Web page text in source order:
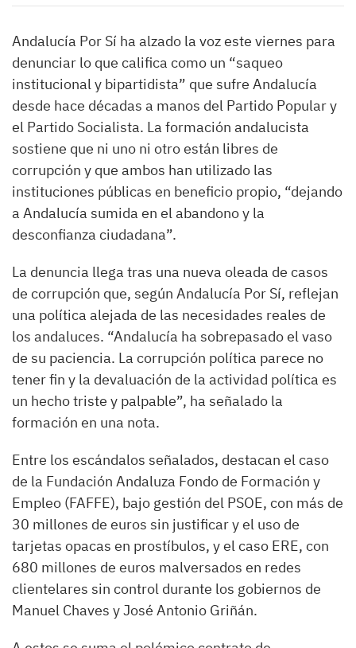
Andalucía Por Sí ha alzado la voz este viernes para
denunciar lo que califica como un “saqueo
institucional y bipartidista” que sufre Andalucía
desde hace décadas a manos del Partido Popular y
el Partido Socialista. La formación andalucista
sostiene que ni uno ni otro están libres de
corrupción y que ambos han utilizado las
instituciones públicas en beneficio propio, “dejando
a Andalucía sumida en el abandono y la
desconfianza ciudadana”.
La denuncia llega tras una nueva oleada de casos
de corrupción que, según Andalucía Por Sí, reflejan
una política alejada de las necesidades reales de
los andaluces. “Andalucía ha sobrepasado el vaso
de su paciencia. La corrupción política parece no
tener fin y la devaluación de la actividad política es
un hecho triste y palpable”, ha señalado la
formación en una nota.
Entre los escándalos señalados, destacan el caso
de la Fundación Andaluza Fondo de Formación y
Empleo (FAFFE), bajo gestión del PSOE, con más de
30 millones de euros sin justificar y el uso de
tarjetas opacas en prostíbulos, y el caso ERE, con
680 millones de euros malversados en redes
clientelares sin control durante los gobiernos de
Manuel Chaves y José Antonio Griñán.